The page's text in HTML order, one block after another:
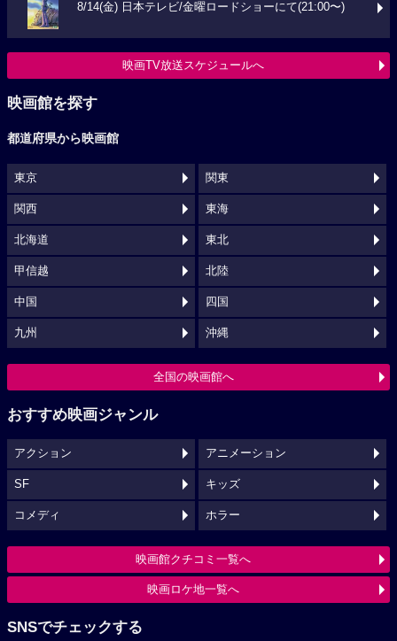
8/14(金) 日本テレビ/金曜ロードショーにて(21:00〜)
映画TV放送スケジュールへ
映画館を探す
都道府県から映画館
東京 関東
関西 東海
北海道 東北
甲信越 北陸
中国 四国
九州 沖縄
全国の映画館へ
おすすめ映画ジャンル
アクション アニメーション
SF キッズ
コメディ ホラー
映画館クチコミ一覧へ
映画ロケ地一覧へ
SNSでチェックする